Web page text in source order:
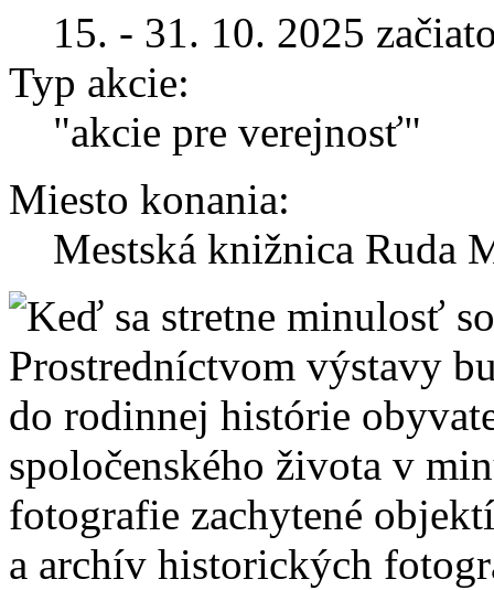
15. - 31. 10. 2025
Typ akcie:
"akcie pre verejnosť"
Miesto konania:
Mestská knižnica Ruda
Prostredníctvom výstavy
do rodinnej histórie
spoločenského života v
fotografie zachytené
a archív historických